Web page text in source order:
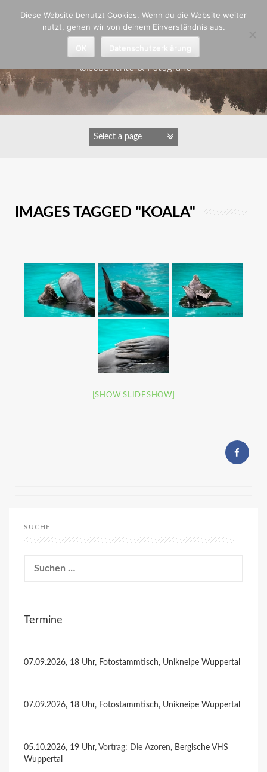
Astrid Padberg
Reiseberichte & Fotografie
IMAGES TAGGED "KOALA"
[SHOW SLIDESHOW]
SUCHE
nach:
Termine
07.09.2026, 18 Uhr, Fotostammtisch, Unikneipe Wuppertal
07.09.2026, 18 Uhr, Fotostammtisch, Unikneipe Wuppertal
05.10.2026, 19 Uhr, Vortrag: Die Azoren, Bergische VHS
Wuppertal
Diese Website benutzt Cookies. Wenn du die Website weiter
nutzt, gehen wir von deinem Einverständnis aus.